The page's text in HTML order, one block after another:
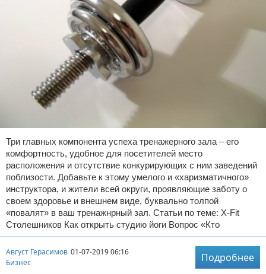
Три главных компонента успеха тренажерного зала – его
комфортность, удобное для посетителей место
расположения и отсутствие конкурирующих с ним заведений
поблизости. Добавьте к этому умелого и «харизматичного»
инструктора, и жители всей округи, проявляющие заботу о
своем здоровье и внешнем виде, буквально толпой
«повалят» в ваш тренажнрный зал. Статьи по теме: X-Fit
Столешников Как открыть студию йоги Вопрос «Кто
Август Герасимов 01-07-2019 06:16
Бизнес
Подробнее